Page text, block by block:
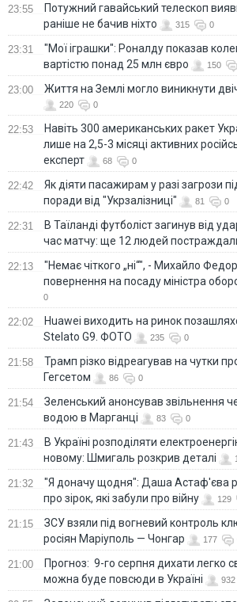
23:55
Потужний гавайський телескоп
раніше не бачив ніхто
315 0
23:31
"Мої іграшки": Роналду показав
вартістю понад 25 млн євро
150
23:00 Життя на Землі могло виникнути
220 0
22:53
Навіть 300 американських ракет
лише на 2,5-3 місяці активних
експерт
68 0
22:42
Як діяти пасажирам у разі загрози
поради від "Укрзалізниці"
81 0
22:31
В Таїланді футболіст загинув від
час матчу: ще 12 людей
22:13
"Немає чіткого „ні“", - Михайло
повернення на посаду міністра
0
22:02
Huawei виходить на ринок
Stelato G9. ФОТО
235 0
21:58
Трамп різко відреагував на чутки
Гегсетом
86 0
21:54
Зеленський анонсував звільнення
водою в Марганці
83 0
21:43
В Україні розподіляти
новому: Шмигаль розкрив деталі
21:32
"Я доначу щодня": Даша Астаф'єва
про зірок, які забули про війну
129
21:15
ЗСУ взяли під вогневий контроль
росіян Маріуполь — Чонгар
177
21:00
Прогноз: 9-го серпня дихати легко
можна буде повсюди в Україні
932